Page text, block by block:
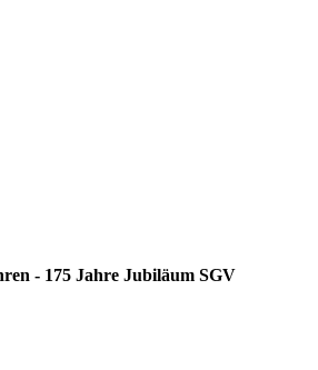
- 175 Jahre Jubiläum SGV